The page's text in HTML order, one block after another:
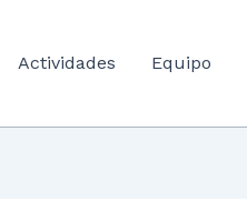
Actividades Equipo